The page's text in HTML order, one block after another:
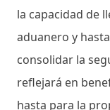
la capacidad de
aduanero y
consolidar la
reflejará en
hasta para la